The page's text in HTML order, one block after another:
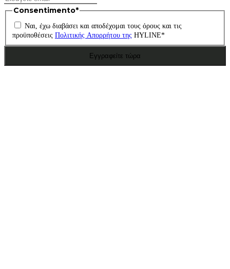
Consentimento*
Ναι, έχω διαβάσει και αποδέχομαι τους όρους και τις
προϋποθέσεις Πολιτικής Απορρήτου της HYLINE*
Εγγραφείτε τώρα